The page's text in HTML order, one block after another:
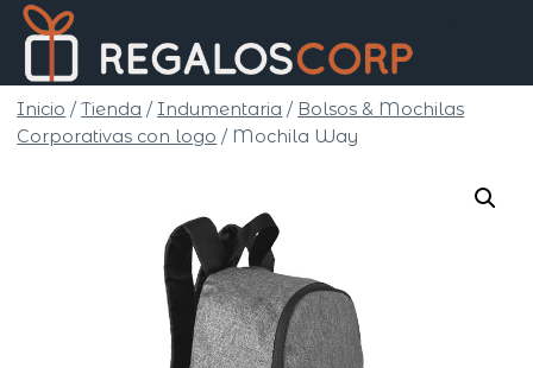
Saltar
contenido
Inicio / Tienda / Indumentaria / Bolsos & Mochilas
Corporativas con logo / Mochila Way